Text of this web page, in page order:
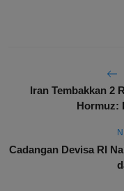
Iran Tembakkan 2
Hormuz:
Cadangan Devisa RI